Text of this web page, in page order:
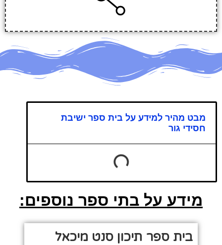
מבט מהיר למידע על בית ספר ישיבת
חסידי גור
מידע על בתי ספר נוספים:
בית ספר תיכון סנט מיכאל